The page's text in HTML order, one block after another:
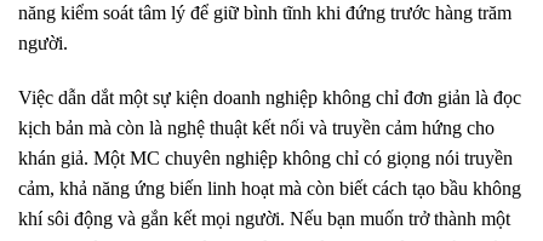
năng kiểm soát tâm lý để giữ bình tĩnh khi đứng trước hàng trăm
người.
Việc dẫn dắt một sự kiện doanh nghiệp không chỉ đơn giản là đọc
kịch bản mà còn là nghệ thuật kết nối và truyền cảm hứng cho
khán giả. Một MC chuyên nghiệp không chỉ có giọng nói truyền
cảm, khả năng ứng biến linh hoạt mà còn biết cách tạo bầu không
khí sôi động và gắn kết mọi người. Nếu bạn muốn trở thành một